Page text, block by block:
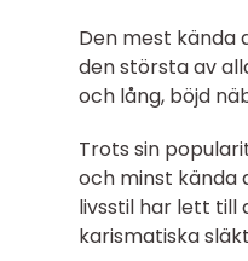
Den mest kända
den största av
och lång, böjd
Trots sin
och minst kända
livsstil har lett till
karismatiska